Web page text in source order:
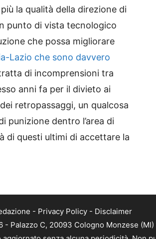
la qualità della direzione di
punto di vista tecnologico
che possa migliorare
Lazio che sono davvero
di incomprensioni tra
anni fa per il divieto ai
retropassaggi, un qualcosa
punizione dentro l’area di
di questi ultimi di accettare la
- Privacy Policy - Disclaimer
Palazzo C, 20093 Cologno Monzese